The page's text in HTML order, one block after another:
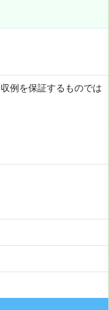
例を保証するものでは